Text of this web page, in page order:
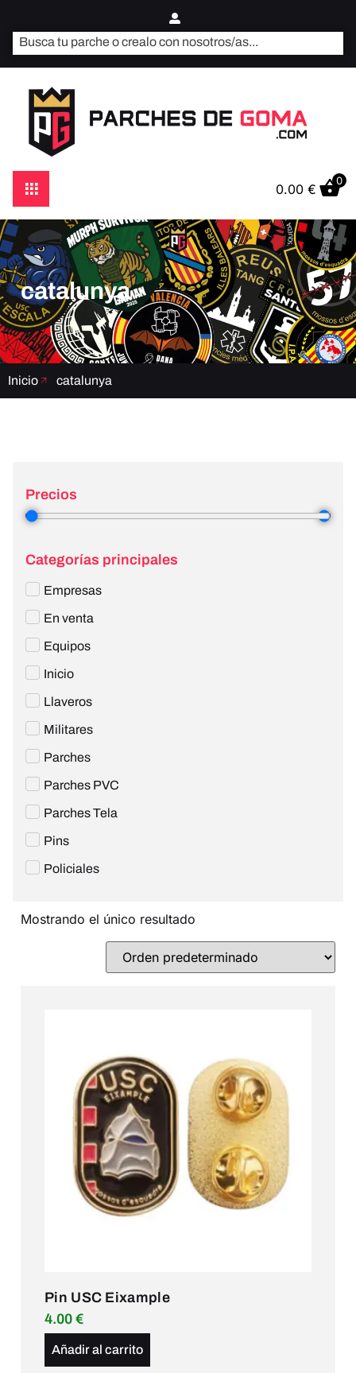
0.00 €
0
catalunya
Inicio catalunya
Precios
Categorías principales
Empresas
En venta
Equipos
Inicio
Llaveros
Militares
Parches
Parches PVC
Parches Tela
Pins
Policiales
Mostrando el único resultado
Pin USC Eixample
4.00 €
Añadir al carrito